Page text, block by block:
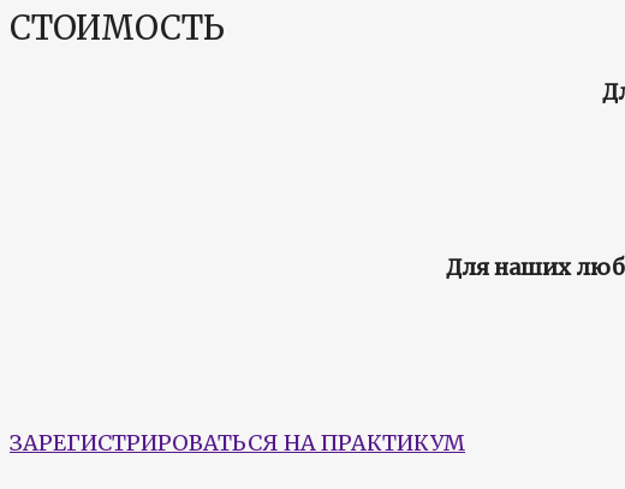
СТОИМОСТЬ
Для наших
ЗАРЕГИСТРИРОВАТЬСЯ НА ПРАКТИКУМ